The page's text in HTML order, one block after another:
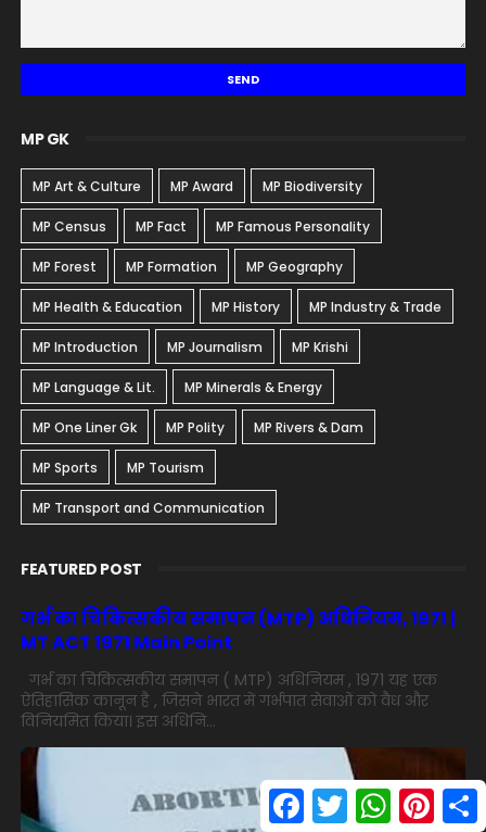
MP GK
MP Art & Culture MP Award MP Biodiversity
MP Census MP Fact MP Famous Personality
MP Forest MP Formation MP Geography
MP Health & Education MP History MP Industry & Trade
MP Introduction MP Journalism MP Krishi
MP Language & Lit. MP Minerals & Energy
MP One Liner Gk MP Polity MP Rivers & Dam
MP Sports MP Tourism
MP Transport and Communication
FEATURED POST
गर्भ का चिकित्सकीय समापन (MTP) अधिनियम, 1971 |
MT ACT 1971 Main Point
गर्भ का चिकित्सकीय समापन ( MTP) अधिनियम , 1971 यह एक
ऐतिहासिक कानून है , जिसने भारत में गर्भपात सेवाओं को वैध और
विनियमित किया। इस अधिनि...
a
T
w
W
h